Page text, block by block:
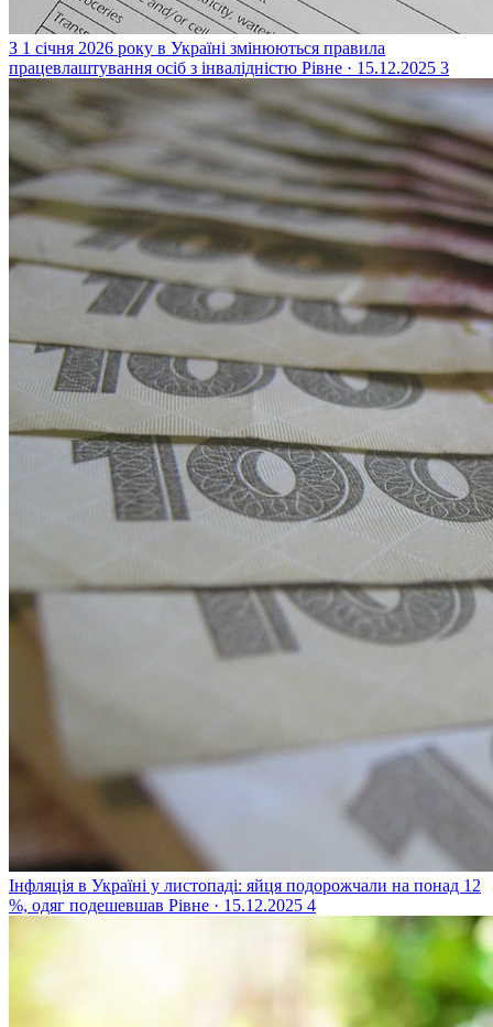
З 1 січня 2026 року в Україні змінюються правила
працевлаштування осіб з інвалідністю Рівне · 15.12.2025 3
Інфляція в Україні у листопаді: яйця подорожчали на понад 12
%, одяг подешевшав Рівне · 15.12.2025 4